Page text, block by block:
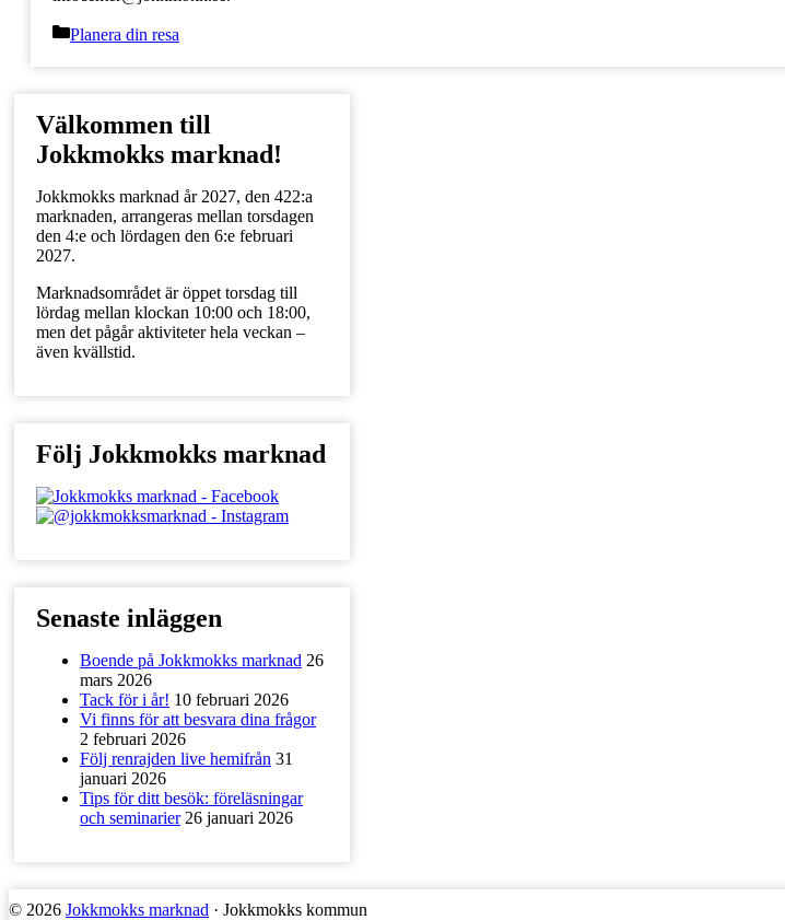
Kategorier
Planera din resa
Välkommen till
Jokkmokks marknad!
Jokkmokks marknad år 2027, den 422:a
marknaden, arrangeras mellan torsdagen
den 4:e och lördagen den 6:e februari
2027.
Marknadsområdet är öppet torsdag till
lördag mellan klockan 10:00 och 18:00,
men det pågår aktiviteter hela veckan –
även kvällstid.
Följ Jokkmokks marknad
Senaste inläggen
Boende på Jokkmokks marknad 26
mars 2026
Tack för i år! 10 februari 2026
Vi finns för att besvara dina frågor
2 februari 2026
Följ renrajden live hemifrån 31
januari 2026
Tips för ditt besök: föreläsningar
och seminarier 26 januari 2026
© 2026 Jokkmokks marknad · Jokkmokks kommun